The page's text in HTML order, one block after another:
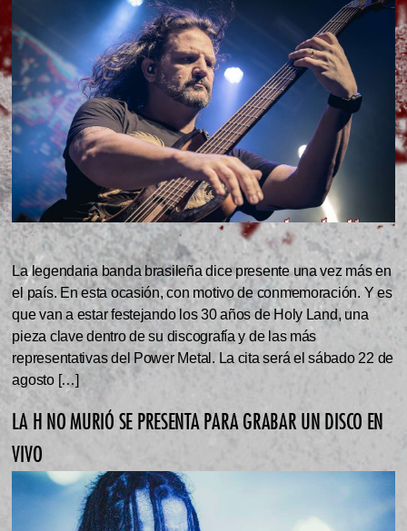
La legendaria banda brasileña dice presente una vez más en
el país. En esta ocasión, con motivo de conmemoración. Y es
que van a estar festejando los 30 años de Holy Land, una
pieza clave dentro de su discografía y de las más
representativas del Power Metal. La cita será el sábado 22 de
agosto […]
LA H NO MURIÓ SE PRESENTA PARA GRABAR UN DISCO EN
VIVO